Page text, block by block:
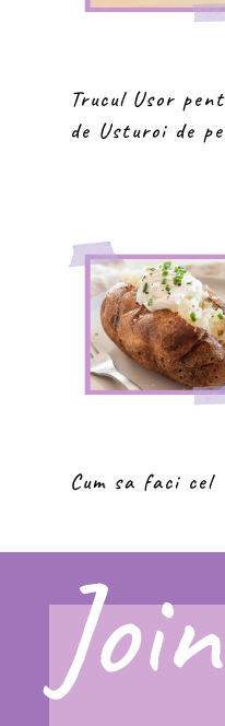
Trucul Usor
de Usturoi de
Cum sa faci
Join